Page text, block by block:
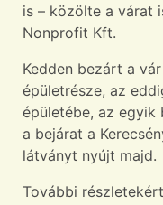
is – közölte a várat
Nonprofit Kft.
Kedden bezárt a
épületrésze, az
épületébe, az
a bejárat a
látványt nyújt majd.
További részletekért